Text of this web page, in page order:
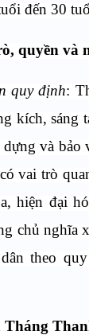
đến 30
quyền và
quy định:
kích, sáng
và bảo
vai trò
hiện đại
chủ nghĩa
theo
Tháng